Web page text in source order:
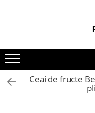
Noutati
Promotii
Pachete Speciale Carti
Spiritualitate - Ezoterism
Ceai de fructe